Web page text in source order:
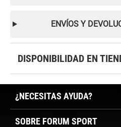
ENVÍOS Y
DISPONIBILIDAD EN
¿NECESITAS AYUDA?
SOBRE FORUM SPORT